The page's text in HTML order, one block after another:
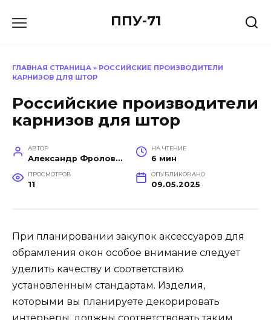
ППУ-71
ГЛАВНАЯ СТРАНИЦА » РОССИЙСКИЕ ПРОИЗВОДИТЕЛИ
КАРНИЗОВ ДЛЯ ШТОР
Российские производители
карнизов для штор
АВТОР
Александр Фролов (Инженер, эксперт в построении производств)
НА ЧТЕНИЕ
6 мин
ПРОСМОТРОВ
11
ОПУБЛИКОВАНО
09.05.2025
При планировании закупок аксессуаров для
обрамления окон особое внимание следует
уделить качеству и соответствию
установленным стандартам. Изделия,
которыми вы планируете декорировать